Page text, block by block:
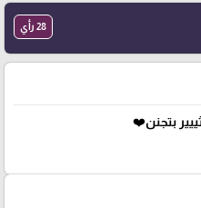
28 رأي
بتجنن❤️